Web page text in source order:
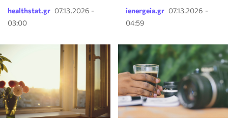
healthstat.gr 07.13.2026 -
03:00
ienergeia.gr 07.13.2026 -
04:59